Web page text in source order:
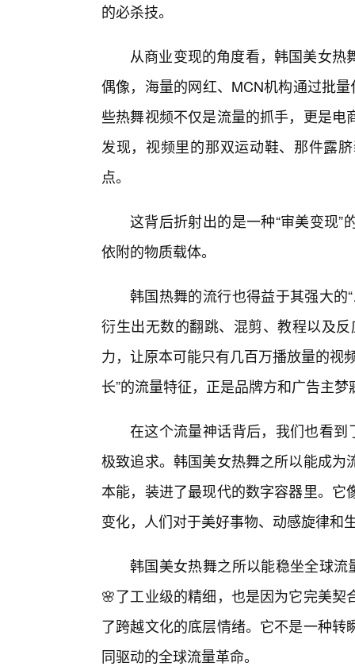
的必杀技。
从商业变现的角度看，韩国美女
偶像，海量的网红、MCN机构通过批
些热舞视频不仅是流量的抓手，更是
发现，视频里的那双运动鞋、那件露
点。
这背后折射出的是一种“审美变现
依附的物质载体。
韩国热舞的流行也得益于其强大的
衍生出无数的翻跳、混剪、教程以及
力，让原本可能只有几百万播放量的视
长”的流量特征，正是品牌方和广告主梦
在这个流量神话背后，我们也看
极致追求。韩国美女热舞之所以能成
本能，装进了最现代的数字容器里。
变化，人们对于美好事物、动感旋律和
韩国美女热舞之所以能稳坐全球流
🌸了工业级的精细，也是因为它完美
了跨越文化的底层情绪。它不是一种
同驱动的全球流量革命。